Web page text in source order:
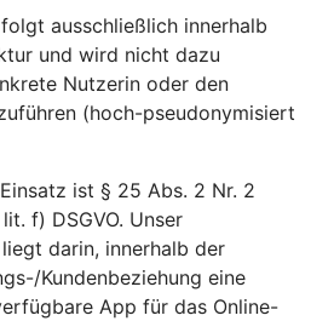
ausschließlich innerhalb
und wird nicht dazu
Nutzerin oder den
(hoch-pseudonymisiert
ist § 25 Abs. 2 Nr. 2
f) DSGVO. Unser
darin, innerhalb der
Kundenbeziehung eine
App für das Online-